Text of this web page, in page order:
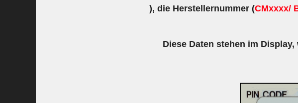
), die Herstellernummer (CMxxxx/
Diese Daten stehen im